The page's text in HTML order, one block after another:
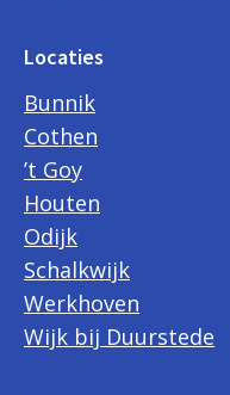
Locaties
Bunnik
Cothen
’t Goy
Houten
Odijk
Schalkwijk
Werkhoven
Wijk bij Duurstede